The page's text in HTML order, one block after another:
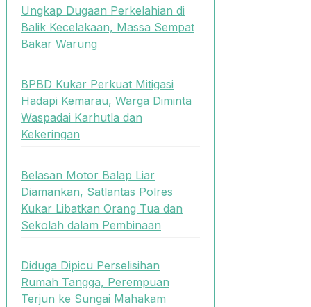
Ungkap Dugaan Perkelahian di
Balik Kecelakaan, Massa Sempat
Bakar Warung
BPBD Kukar Perkuat Mitigasi
Hadapi Kemarau, Warga Diminta
Waspadai Karhutla dan
Kekeringan
Belasan Motor Balap Liar
Diamankan, Satlantas Polres
Kukar Libatkan Orang Tua dan
Sekolah dalam Pembinaan
Diduga Dipicu Perselisihan
Rumah Tangga, Perempuan
Terjun ke Sungai Mahakam